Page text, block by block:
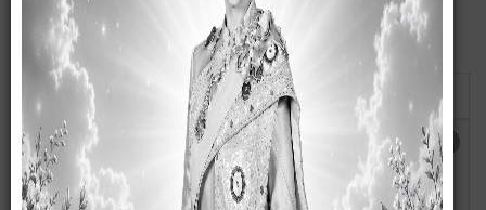
แสดง
ชื่อ
ประกาศ เรื่อง งบแสดงฐานะทางการเงิน และงบ
อื่น ๆ ประจำปีงบประมาณ พ.ศ. ๒๕๖๖
wanna
ฮิต: 5634